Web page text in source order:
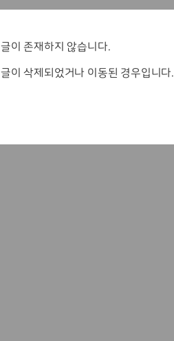
글이 존재하지 않습니다.
글이 삭제되었거나 이동된 경우입니다.